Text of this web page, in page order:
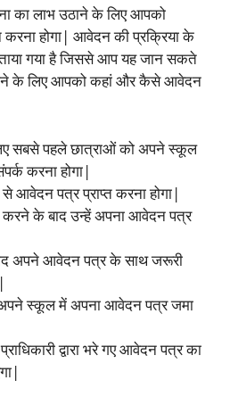
का लाभ उठाने के लिए आपको
होगा| आवेदन की प्रक्रिया के
गया है जिससे आप यह जान सकते
के लिए आपको कहां और कैसे आवेदन
सबसे पहले छात्राओं को अपने स्कूल
करना होगा|
आवेदन पत्र प्राप्त करना होगा|
करने के बाद उन्हें अपना आवेदन पत्र
अपने आवेदन पत्र के साथ जरूरी
स्कूल में अपना आवेदन पत्र जमा
द्वारा भरे गए आवेदन पत्र का